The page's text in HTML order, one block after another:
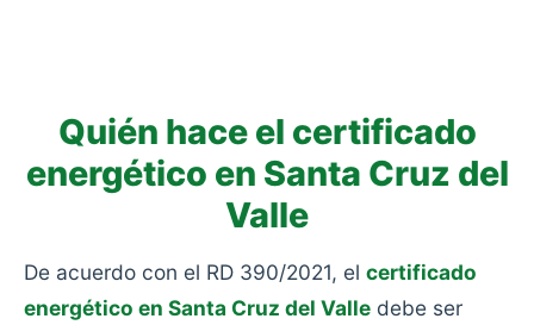
Quién hace el certificado
energético en Santa Cruz del
Valle
De acuerdo con el RD 390/2021, el certificado
energético en Santa Cruz del Valle debe ser